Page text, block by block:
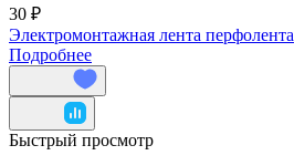
30 ₽
Электромонтажная лента перфолента
Подробнее
Быстрый просмотр